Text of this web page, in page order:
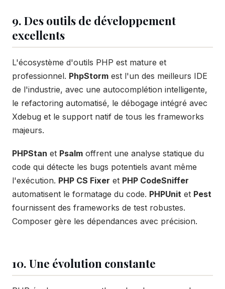
9. Des outils de développement
excellents
L'écosystème d'outils PHP est mature et
professionnel. PhpStorm est l'un des meilleurs IDE
de l'industrie, avec une autocomplétion intelligente,
le refactoring automatisé, le débogage intégré avec
Xdebug et le support natif de tous les frameworks
majeurs.
PHPStan et Psalm offrent une analyse statique du
code qui détecte les bugs potentiels avant même
l'exécution. PHP CS Fixer et PHP CodeSniffer
automatisent le formatage du code. PHPUnit et Pest
fournissent des frameworks de test robustes.
Composer gère les dépendances avec précision.
10. Une évolution constante